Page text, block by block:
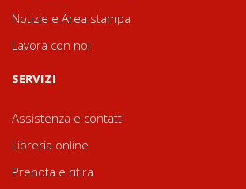
Notizie e Area stampa
Lavora con noi
SERVIZI
Assistenza e contatti
Libreria online
Prenota e ritira